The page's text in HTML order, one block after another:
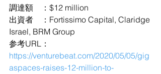
調達額　：$12 million
出資者　：Fortissimo Capital, Claridge
Israel, BRM Group
参考URL：
https://venturebeat.com/2020/05/05/gig
aspaces-raises-12-million-to-